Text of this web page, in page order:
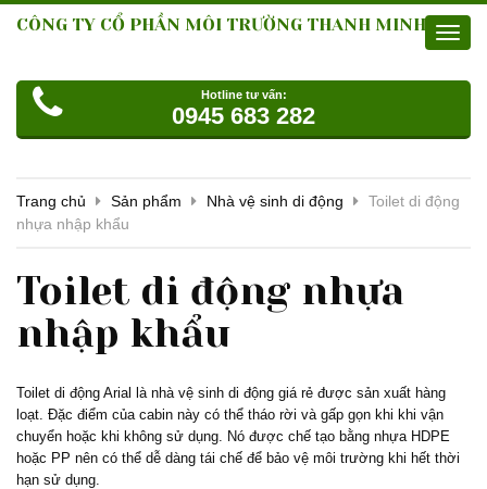
CÔNG TY CỔ PHẦN MÔI TRƯỜNG THANH MINH
Hotline tư vấn:
0945 683 282
Trang chủ Sản phẩm Nhà vệ sinh di động
Toilet di động
nhựa nhập khẩu
Toilet di động nhựa
nhập khẩu
Toilet di động Arial là nhà vệ sinh di động giá rẻ được sản xuất hàng
loạt. Đặc điểm của cabin này có thể tháo rời và gấp gọn khi khi vận
chuyển hoặc khi không sử dụng. Nó được chế tạo bằng nhựa HDPE
hoặc PP nên có thể dễ dàng tái chế để bảo vệ môi trường khi hết thời
hạn sử dụng.